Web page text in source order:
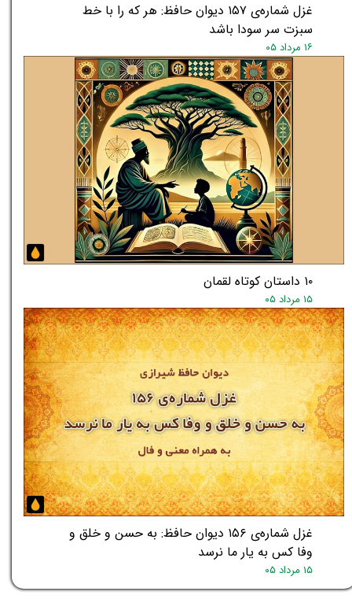
غزل شماره‌ی ۱۵۷ دیوان حافظ: هر که را با خط
سبزت سر سودا باشد
۱۶ مرداد ۰۵
۱۰ داستان کوتاه لقمان
۱۵ مرداد ۰۵
غزل شماره‌ی ۱۵۶ دیوان حافظ: به حسن و خلق و
وفا کس به یار ما نرسد
۱۵ مرداد ۰۵